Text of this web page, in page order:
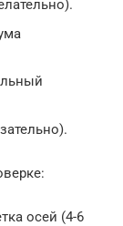
осей (4-6